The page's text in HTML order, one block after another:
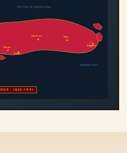
Алма-Ата
Байконур
Новосибирск Иркутск
Владивосток
СССР · 1922—1991
СЕВЕРНЫЙ ЛЕДОВИТЫЙ ОКЕАН
ЯПОНСКОЕ МОРЕ